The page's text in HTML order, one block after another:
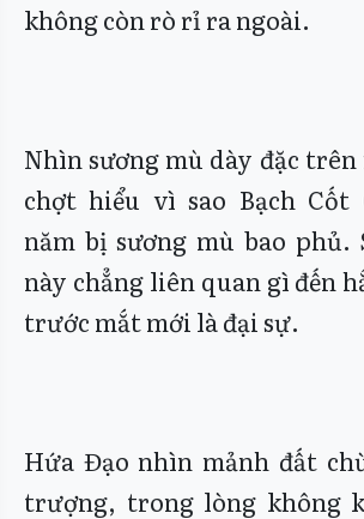
không còn rò rỉ ra ngoài.
Nhìn sương mù dày đặc
chợt hiểu vì sao Bạch Cốt
năm bị sương mù bao phủ.
này chẳng liên quan gì đến
trước mắt mới là đại sự.
Hứa Đạo nhìn mảnh đất
trượng, trong lòng không